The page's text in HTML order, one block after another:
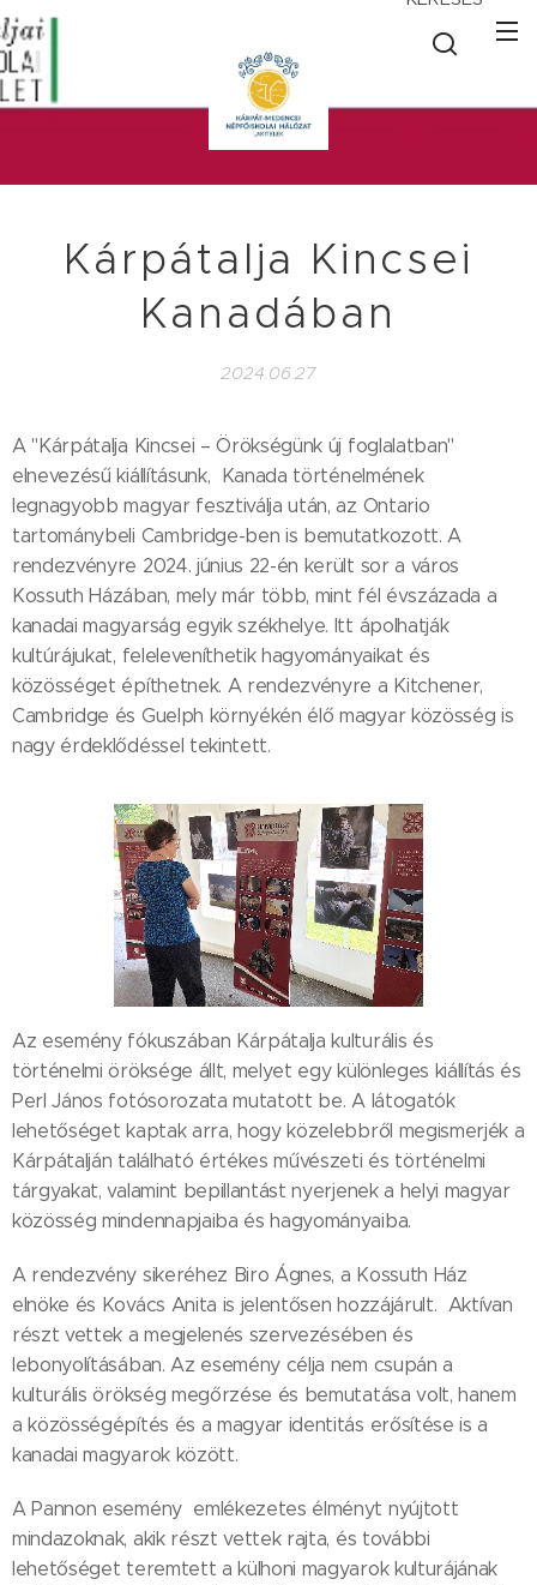
Kárpátalja Kincsei
Kanadában
2024.06.27
A "Kárpátalja Kincsei – Örökségünk új foglalatban"
elnevezésű kiállításunk, Kanada történelmének
legnagyobb magyar fesztiválja után, az Ontario
tartománybeli Cambridge-ben is bemutatkozott. A
rendezvényre 2024. június 22-én került sor a város
Kossuth Házában, mely már több, mint fél évszázada a
kanadai magyarság egyik székhelye. Itt ápolhatják
kultúrájukat, feleleveníthetik hagyományaikat és
közösséget építhetnek. A rendezvényre a Kitchener,
Cambridge és Guelph környékén élő magyar közösség is
nagy érdeklődéssel tekintett.
Az esemény fókuszában Kárpátalja kulturális és
történelmi öröksége állt, melyet egy különleges kiállítás és
Perl János fotósorozata mutatott be. A látogatók
lehetőséget kaptak arra, hogy közelebbről megismerjék a
Kárpátalján található értékes művészeti és történelmi
tárgyakat, valamint bepillantást nyerjenek a helyi magyar
közösség mindennapjaiba és hagyományaiba.
A rendezvény sikeréhez Biro Ágnes, a Kossuth Ház
elnöke és Kovács Anita is jelentősen hozzájárult. Aktívan
részt vettek a megjelenés szervezésében és
lebonyolításában. Az esemény célja nem csupán a
kulturális örökség megőrzése és bemutatása volt, hanem
a közösségépítés és a magyar identitás erősítése is a
kanadai magyarok között.
A Pannon esemény emlékezetes élményt nyújtott
mindazoknak, akik részt vettek rajta, és további
lehetőséget teremtett a külhoni magyarok kulturájának